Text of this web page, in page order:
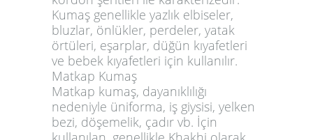
Kumaş genellikle yazlık elbiseler,
bluzlar, önlükler, perdeler, yatak
örtüleri, eşarplar, düğün kıyafetleri
ve bebek kıyafetleri için kullanılır.
Matkap Kumaş
Matkap kumaş, dayanıklılığı
nedeniyle üniforma, iş giysisi, yelken
bezi, döşemelik, çadır vb. İçin